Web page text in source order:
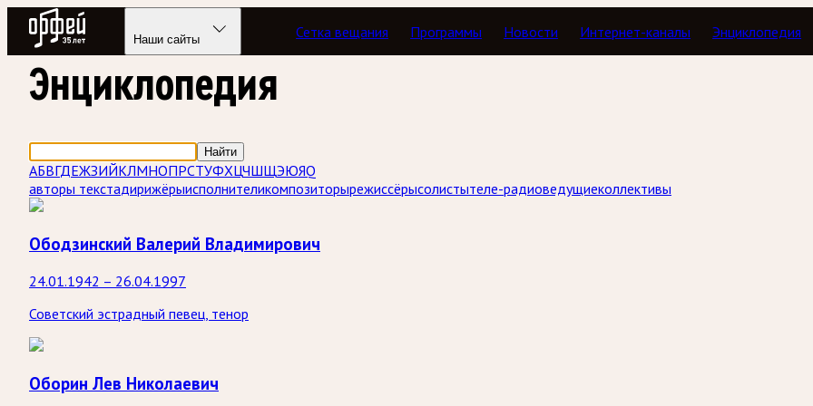
Радио Орфей
Наши сайты Сетка вещания Программы Новости Интернет-каналы Энциклопедия
Энциклопедия
Найти
АБВГДЕЖЗИЙКЛМНОПРСТУФХЦЧШЩЭЮЯQ
авторы текстадирижёрыисполнителикомпозиторырежиссёрысолистытеле-радиоведущиеколлективы
Ободзинский Валерий Владимирович
24.01.1942 – 26.04.1997
Советский эстрадный певец, тенор
Оборин Лев Николаевич